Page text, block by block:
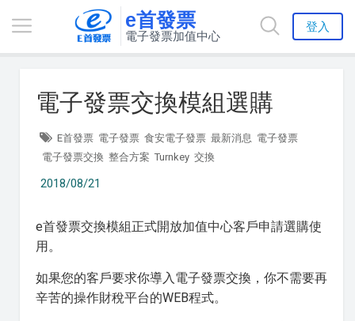
e首發票
電子發票加值中心
登入
電子發票交換模組選購
E首發票 電子發票 食安電子發票 最新消息 電子發票
電子發票交換 整合方案 Turnkey 交換
2018/08/21
e首發票交換模組正式開放加值中心客戶申請選購使
用。
如果您的客戶要求你導入電子發票交換，你不需要再
辛苦的操作財稅平台的WEB程式。